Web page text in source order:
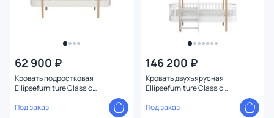
62 900 ₽
Кровать подростковая
Ellipsefurniture Classic
(молочный) CLMBBB02010199
Под заказ
146 200 ₽
Кровать двухъярусная
Ellipsefurniture Classic
фронтальная лестница (белый)
CLMBDB01010199
Под заказ